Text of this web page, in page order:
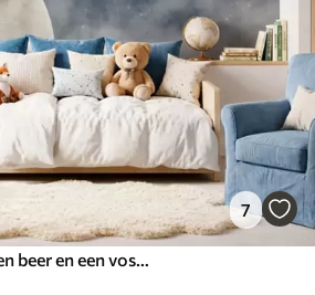
7